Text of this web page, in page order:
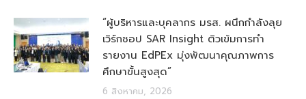
“ผู้บริหารและบุคลากร มรส. ผนึกกำลังลุย
เวิร์กชอป SAR Insight ติวเข้มการทำ
รายงาน EdPEx มุ่งพัฒนาคุณภาพการ
ศึกษาขั้นสูงสุด”
6 สิงหาคม, 2026